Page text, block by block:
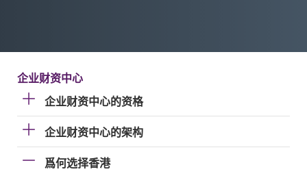
企业财资中心
企业财资中心的资格
企业财资中心的架构
爲何选择香港